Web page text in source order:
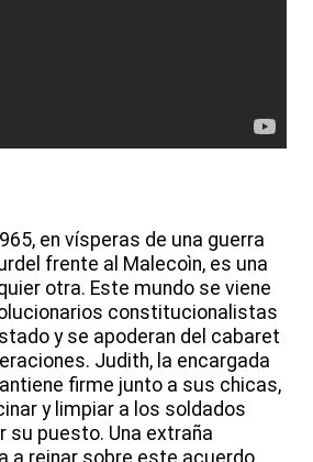
en vísperas de una guerra
frente al Malecoìn, es una
otra. Este mundo se viene
constitucionalistas
y se apoderan del cabaret
Judith, la encargada
firme junto a sus chicas,
y limpiar a los soldados
su puesto. Una extraña
a reinar sobre este acuerdo